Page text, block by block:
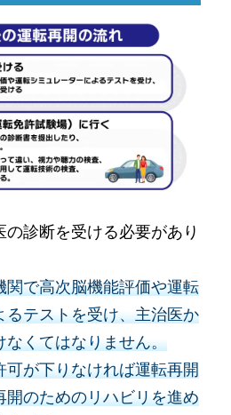
の診断を受ける必要があり
関で高次脳機能評価や運転
るテストを受け、主治医か
なくてはなりません。
可が下りなければ運転再開
開のためのリハビリを進め